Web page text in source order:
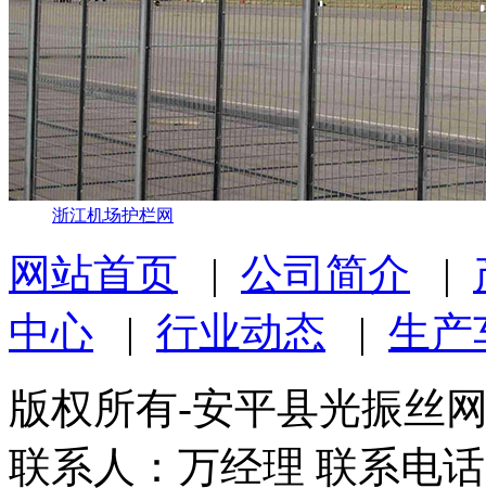
浙江机场护栏网
网站首页 | 公司简介 |
中心 | 行业动态 | 生产
版权所有-安平县光振丝
联系人：万经理 联系电